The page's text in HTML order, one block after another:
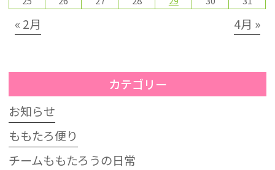
« 2月 4月 »
カテゴリー
お知らせ
ももたろ便り
チームももたろうの日常